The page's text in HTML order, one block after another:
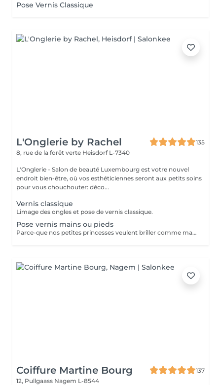
Pose Vernis Classique
L'Onglerie by Rachel
135
8, rue de la forêt verte Heisdorf L-7340
L'Onglerie - Salon de beauté Luxembourg est votre nouvel
endroit bien-être, où vos esthéticiennes seront aux petits soins
pour vous chouchouter: déco...
Vernis classique
Limage des ongles et pose de vernis classique.
Pose vernis mains ou pieds
Parce-que nos petites princesses veulent briller comme maman, optez pour une petite pose vernis couleur ou paillettes Addict de produits naturels et sans dangers, vous pourrez opter pour la gamme de vernis Bio. Les vernis à ongles bio ne contiennent pas de paraben, ni de toluène, pas de formol et encore moins de colophane. Non seulement, ils ont une tenue, une brillance et un séchage irréprochables, mais ils protègent la planète ainsi que notre santé.
Coiffure Martine Bourg
137
12, Pullgaass Nagem L-8544